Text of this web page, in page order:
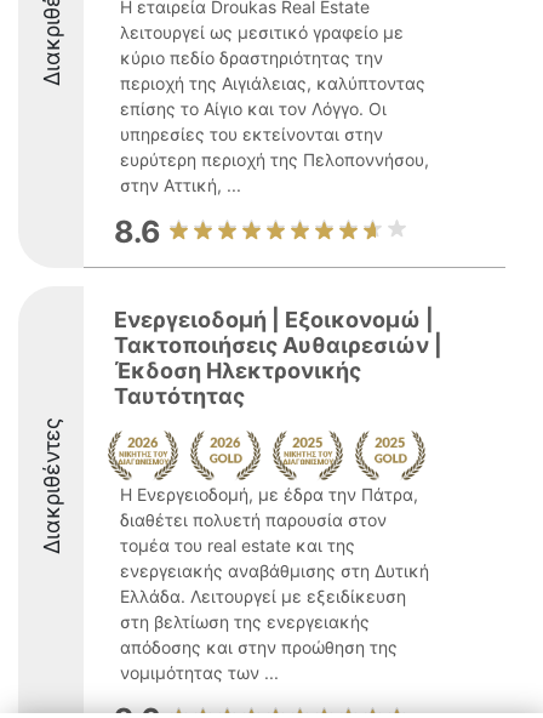
Η εταιρεία Droukas Real Estate
λειτουργεί ως μεσιτικό γραφείο με
κύριο πεδίο δραστηριότητας την
περιοχή της Αιγιάλειας, καλύπτοντας
επίσης το Αίγιο και τον Λόγγο. Οι
υπηρεσίες του εκτείνονται στην
ευρύτερη περιοχή της Πελοποννήσου,
στην Αττική, ...
8.6
Διακριθέντες
Ενεργειοδομή | Εξοικονομώ |
Τακτοποιήσεις Αυθαιρεσιών |
Έκδοση Ηλεκτρονικής
Ταυτότητας
Η Ενεργειοδομή, με έδρα την Πάτρα,
διαθέτει πολυετή παρουσία στον
τομέα του real estate και της
ενεργειακής αναβάθμισης στη Δυτική
Ελλάδα. Λειτουργεί με εξειδίκευση
στη βελτίωση της ενεργειακής
απόδοσης και στην προώθηση της
νομιμότητας των ...